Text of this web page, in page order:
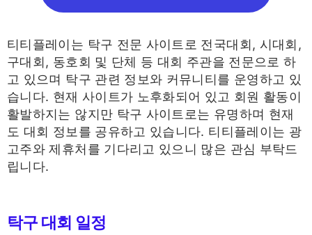
티티플레이는 탁구 전문 사이트로 전국대회, 시대회,
구대회, 동호회 및 단체 등 대회 주관을 전문으로 하
고 있으며 탁구 관련 정보와 커뮤니티를 운영하고 있
습니다. 현재 사이트가 노후화되어 있고 회원 활동이
활발하지는 않지만 탁구 사이트로는 유명하며 현재
도 대회 정보를 공유하고 있습니다. 티티플레이는 광
고주와 제휴처를 기다리고 있으니 많은 관심 부탁드
립니다.
탁구 대회 일정